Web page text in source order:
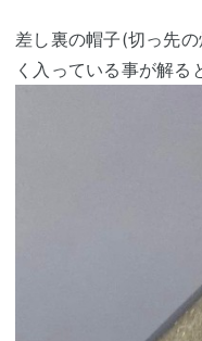
差し裏の帽子(切っ先
く入っている事が解る